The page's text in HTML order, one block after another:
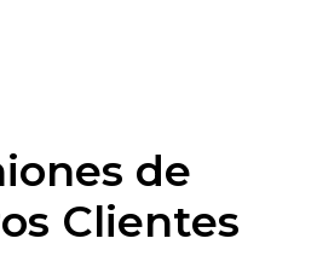
de
Clientes